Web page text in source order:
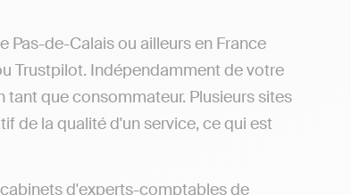
de-Calais ou ailleurs en France
Trustpilot. Indépendamment de votre
que consommateur. Plusieurs sites
de la qualité d'un service, ce qui est
d'experts-comptables de